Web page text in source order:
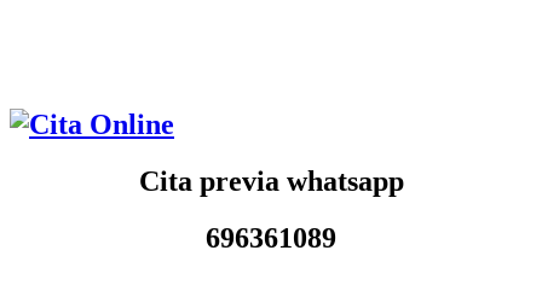
Cita previa whatsapp
696361089